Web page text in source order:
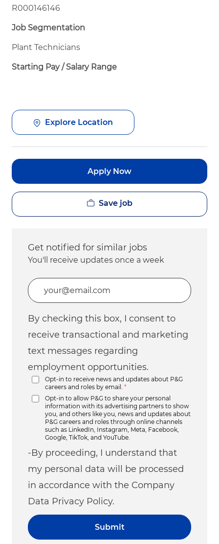
R000146146
Job Segmentation
Plant Technicians
Starting Pay / Salary Range
Explore Location
Apply Now
Save job
Get notified for similar jobs
You'll receive updates once a week
Enter Email address (Required)
By checking this box, I consent to
receive transactional and marketing
text messages regarding
employment opportunities.
Opt-in to receive news and updates about P&G
careers and roles by email. *
Opt-in to allow P&G to share your personal
information with its advertising partners to show
you, and others like you, news and updates about
P&G careers and roles through online channels
such as LinkedIn, Instagram, Meta, Facebook,
Google, TikTok, and YouTube.
-By proceeding, I understand that
my personal data will be processed
in accordance with the Company
Data Privacy Policy.
Submit